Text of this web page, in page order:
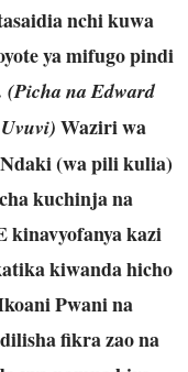
nchi kuwa
ya mifugo pindi
(Picha na Edward
Waziri wa
(wa pili kulia)
kuchinja na
kazi
kiwanda hicho
Pwani na
fikra zao na